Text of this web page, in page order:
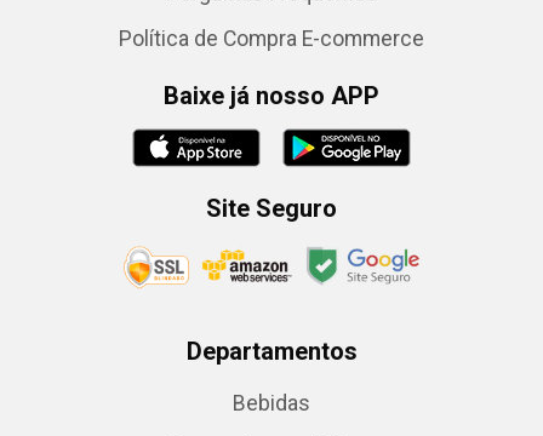
Política de Compra E-commerce
Baixe já nosso APP
Site Seguro
Departamentos
Bebidas